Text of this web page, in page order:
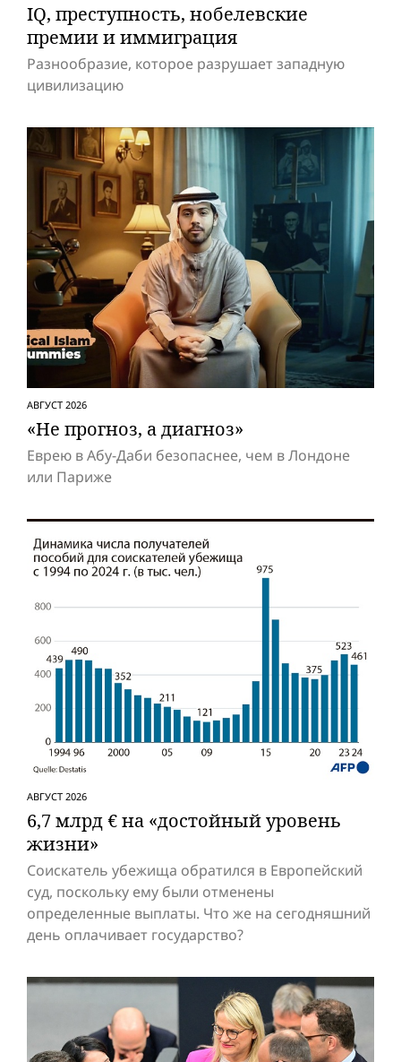
IQ, преступность, нобелевские
премии и иммиграция
Разнообразие, которое разрушает западную
цивилизацию
АВГУСТ 2026
«Не прогноз, а диагноз»
Еврею в Абу-Даби безопаснее, чем в Лондоне
или Париже
АВГУСТ 2026
6,7 млрд € на «достойный уровень
жизни»
Соискатель убежища обратился в Европейский
суд, поскольку ему были отменены
определенные выплаты. Что же на сегодняшний
день оплачивает государство?